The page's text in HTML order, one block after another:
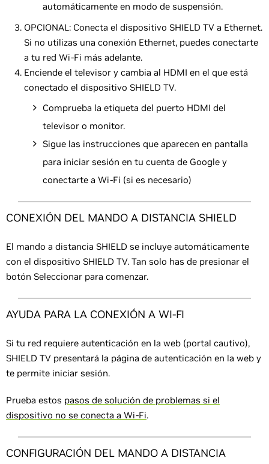
automáticamente en modo de suspensión.
OPCIONAL: Conecta el dispositivo SHIELD TV a Ethernet.
Si no utilizas una conexión Ethernet, puedes conectarte
a tu red Wi-Fi más adelante.
Enciende el televisor y cambia al HDMI en el que está
conectado el dispositivo SHIELD TV.
Comprueba la etiqueta del puerto HDMI del
televisor o monitor.
Sigue las instrucciones que aparecen en pantalla
para iniciar sesión en tu cuenta de Google y
conectarte a Wi-Fi (si es necesario)
CONEXIÓN DEL MANDO A DISTANCIA SHIELD
El mando a distancia SHIELD se incluye automáticamente
con el dispositivo SHIELD TV. Tan solo has de presionar el
botón Seleccionar para comenzar.
AYUDA PARA LA CONEXIÓN A WI-FI
Si tu red requiere autenticación en la web (portal cautivo),
SHIELD TV presentará la página de autenticación en la web y
te permite iniciar sesión.
Prueba estos pasos de solución de problemas si el
dispositivo no se conecta a Wi-Fi.
CONFIGURACIÓN DEL MANDO A DISTANCIA